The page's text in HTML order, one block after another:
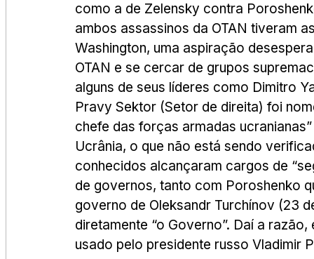
como a de Zelensky contra
ambos assassinos da OTAN tiveram
Washington, uma aspiração
OTAN e se cercar de grupos
alguns de seus líderes como Dimitro
Pravy Sektor (Setor de direita) foi
chefe das forças armadas
Ucrânia, o que não está sendo
conhecidos alcançaram cargos de
de governos, tanto com Poroshenko
governo de Oleksandr Turchínov (23
diretamente “o Governo”. Daí a
usado pelo presidente russo Vladimir